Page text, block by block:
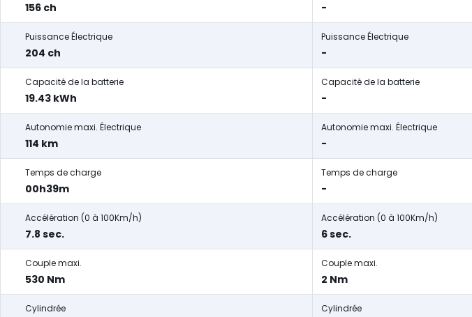
156 ch -
Puissance Électrique
204 ch
Puissance Électrique
-
Capacité de la batterie
19.43 kWh
Capacité de la batterie
-
Autonomie maxi. Électrique
114 km
Autonomie maxi. Électrique
-
Temps de charge
00h39m
Temps de charge
-
Accélération (0 à 100Km/h)
7.8 sec.
Accélération (0 à 100Km/h)
6 sec.
Couple maxi.
530 Nm
Couple maxi.
2 Nm
Cylindrée Cylindrée